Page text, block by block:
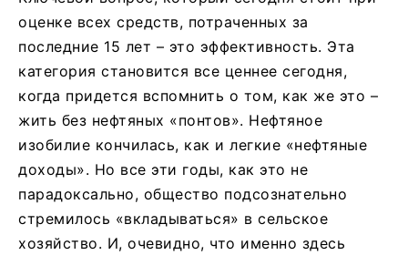
оценке всех средств, потраченных за
последние 15 лет – это эффективность. Эта
категория становится все ценнее сегодня,
когда придется вспомнить о том, как же это –
жить без нефтяных «понтов». Нефтяное
изобилие кончилась, как и легкие «нефтяные
доходы». Но все эти годы, как это не
парадоксально, общество подсознательно
стремилось «вкладываться» в сельское
хозяйство. И, очевидно, что именно здесь